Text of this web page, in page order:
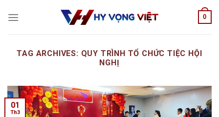
0
TAG ARCHIVES: QUY TRÌNH TỔ CHỨC TIỆC HỘI
NGHỊ
01
Th3